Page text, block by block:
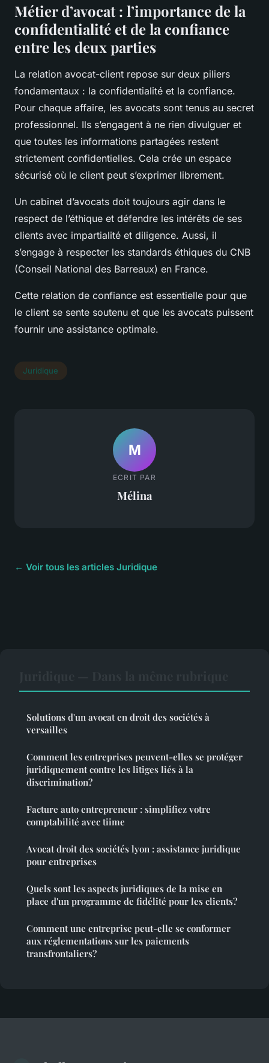
Métier d’avocat : l’importance de la
confidentialité et de la confiance
entre les deux parties
La relation avocat-client repose sur deux piliers
fondamentaux : la confidentialité et la confiance.
Pour chaque affaire, les avocats sont tenus au secret
professionnel. Ils s’engagent à ne rien divulguer et
que toutes les informations partagées restent
strictement confidentielles. Cela crée un espace
sécurisé où le client peut s’exprimer librement.
Un cabinet d’avocats doit toujours agir dans le
respect de l’éthique et défendre les intérêts de ses
clients avec impartialité et diligence. Aussi, il
s’engage à respecter les standards éthiques du CNB
(Conseil National des Barreaux) en France.
Cette relation de confiance est essentielle pour que
le client se sente soutenu et que les avocats puissent
fournir une assistance optimale.
Juridique
M
ECRIT PAR
Mélina
← Voir tous les articles Juridique
Solutions d'un avocat en droit des sociétés à
versailles
Comment les entreprises peuvent-elles se protéger
juridiquement contre les litiges liés à la
discrimination?
Facture auto entrepreneur : simplifiez votre
comptabilité avec tiime
Avocat droit des sociétés lyon : assistance juridique
pour entreprises
Quels sont les aspects juridiques de la mise en
place d'un programme de fidélité pour les clients?
Comment une entreprise peut-elle se conformer
aux réglementations sur les paiements
transfrontaliers?